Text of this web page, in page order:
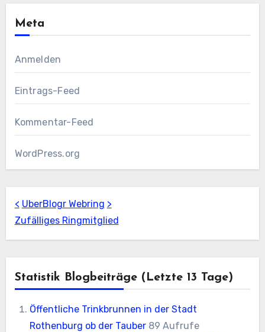
Meta
Anmelden
Eintrags-Feed
Kommentar-Feed
WordPress.org
< UberBlogr Webring >
Zufälliges Ringmitglied
Statistik Blogbeiträge (letzte 13 Tage)
Öffentliche Trinkbrunnen in der Stadt
Rothenburg ob der Tauber 89 Aufrufe